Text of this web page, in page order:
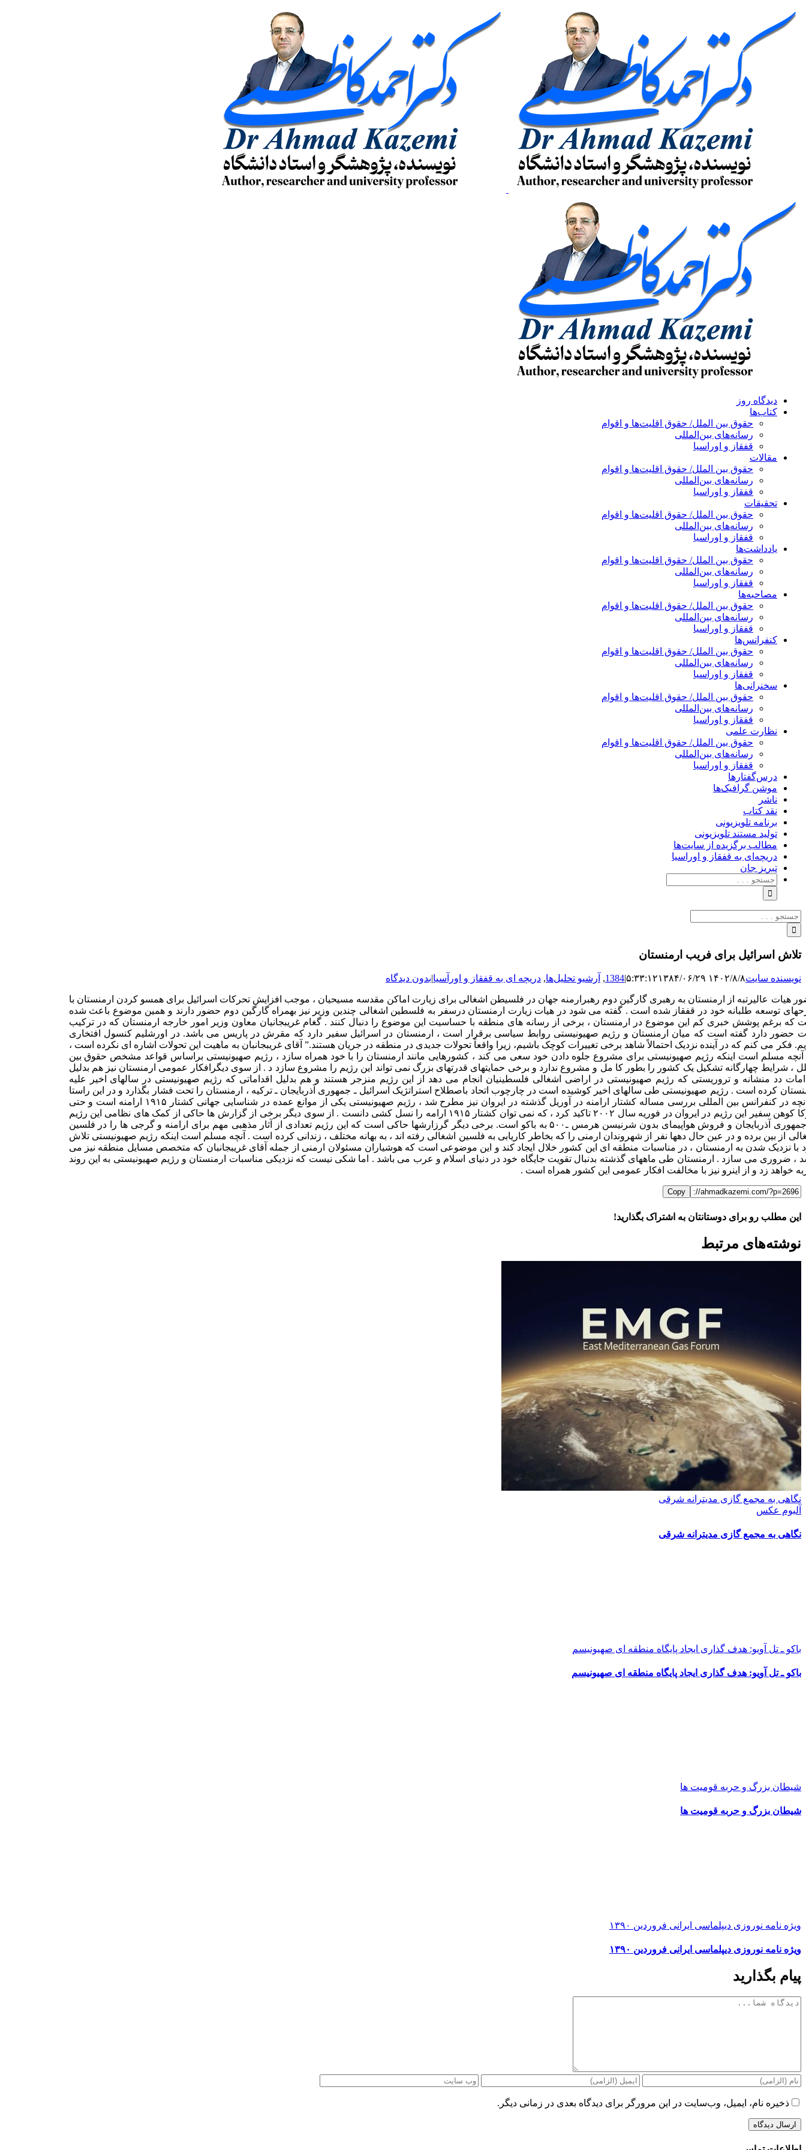
پرش
به
محتوا
دیدگاه روز
کتاب‌ها
حقوق بین الملل/ حقوق اقلیت‌ها و اقوام
رسانه‌های بین‌المللی
قفقاز و اوراسیا
مقالات
حقوق بین الملل/ حقوق اقلیت‌ها و اقوام
رسانه‌های بین‌المللی
قفقاز و اوراسیا
تحقیقات
حقوق بین الملل/ حقوق اقلیت‌ها و اقوام
رسانه‌های بین‌المللی
قفقاز و اوراسیا
یادداشت‌ها
حقوق بین الملل/ حقوق اقلیت‌ها و اقوام
رسانه‌های بین‌المللی
قفقاز و اوراسیا
مصاحبه‌ها
حقوق بین الملل/ حقوق اقلیت‌ها و اقوام
رسانه‌های بین‌المللی
قفقاز و اوراسیا
کنفرانس‌ها
حقوق بین الملل/ حقوق اقلیت‌ها و اقوام
رسانه‌های بین‌المللی
قفقاز و اوراسیا
سخنرانی‌ها
حقوق بین الملل/ حقوق اقلیت‌ها و اقوام
رسانه‌های بین‌المللی
قفقاز و اوراسیا
نظارت علمی
حقوق بین الملل/ حقوق اقلیت‌ها و اقوام
رسانه‌های بین‌المللی
قفقاز و اوراسیا
درس‌گفتارها
موشن گرافیک‌ها
ناشر
نقد کتاب
برنامه‌ تلویزیونی
تولید مستند تلویزیونی
مطالب برگزیده از سایت‌ها
دریچه‌ای به قفقاز و اوراسیا
تبریزِ جان
جستجو
برای:
جستجو
برای:
تلاش اسرائیل برای فریب ارمنستان
نویسنده سایت۱۴۰۲/۸/۸ ۵:۳۳:۱۲ ۱۳۸۴/۰۶/۲۹ |
1384
, آرشیو تحلیل‌ها, دریچه ای به قفقاز و اورآسیا|بدون دیدگاه
هیات عالیرتبه از ارمنستان به رهبری گارگین دوم رهبرارمنه جهان در فلسیطن اشغالی برای زیارت اماکن مقدسه مسیحیان ، موجب افزایش تحرکات اسرائیل برای همسو کردن ارمنستان با
توسعه طلبانه خود در قفقاز شده است . گفته می شود در هیات زیارت ارمنستان درسفر به فلسطین اشغالی چندین وزیر نیز بهمراه گارگین دوم حضور دارند و همین موضوع باعث شده
که برغم پوشش خبری کم این موضوع در ارمنستان ، برخی از رسانه های منطقه با حساسیت این موضوع را دنبال کنند . گغام غریبجانیان معاون وزیر امور خارجه ارمنستان که در ترکیب
حضور دارد گفته است که میان ارمنستان و رژیم صهیونیستی روابط سیاسی برقرار است ، ارمنستان در اسرائیل سفیر دارد که مقرش در پاریس می باشد. در اورشلیم کنسول افتخاری
فکر می کنم که در آینده نزدیک احتمالاً شاهد برخی تغییرات کوچک باشیم، زیرا واقعاً تحولات جدیدی در منطقه در جریان هستند.” آقای غریبجانبان به ماهیت این تحولات اشاره ای نکرده است ،
آنچه مسلم است اینکه رژیم صهیونیستی برای مشروع جلوه دادن خود سعی می کند ، کشورهایی مانند ارمنستان را با خود همراه سازد ، رژیم صهیونیستی براساس قواعد مشخص حقوق بین
، شرایط چهارگانه تشکیل یک کشور را بطور کا مل و مشروع ندارد و برخی حمایتهای قدرتهای بزرگ نمی تواند این رژیم را مشروع سازد د . از سوی دیگرافکار عمومی ارمنستان نیز هم بدلیل
دد منشانه و تروریستی که رژیم صهیونیستی در اراضی اشغالی فلسطینیان انجام می دهد از این رژیم منزجر هستند و هم بدلیل اقداماتی که رژیم صهیونیستی در سالهای اخیر علیه
کرده است . رژیم صهیونیستی طی سالهای اخیر کوشیده است در چارچوب اتحاد باصطلاح استراتژیک اسرائیل ـ جمهوری آذربایجان ـ ترکیه ، ارمنستان را تحت فشار بگذارد و در این راستا
چنانچه در کنفرانس بین المللی بررسی مساله کشتار ارامنه در آوریل گذشته در ایروان نیز مطرح شد ، رژیم صهیونیستی یکی از موانع عمده در شناسایی جهانی کشتار ۱۹۱۵ ارامنه است و حتی
ریوکا کوهن سفیر این رژیم در ایروان در فوریه سال ۲۰۰۲ تاکید کرد ، که نمی توان کشتار ۱۹۱۵ ارامه را نسل کشی دانست . از سوی دیگر برخی از گزارش ها حاکی از کمک های نظامی این رژیم
به جمهوری آذربایجان و فروش هواپیمای بدون شرنیسن هرمس ـ۵۰۰ به باکو است. برخی دیگر گرزارشها حاکی است که این رژیم تعدادی از آثار مذهبی مهم برای ارامنه و گرجی ها را در فلسین
از بین برده و در عین حال دهها نفر از شهروندان ارمنی را که بخاطر کاریابی به فلسین اشغالی رفته اند ، به بهانه مختلف ، زندانی کرده است . آنچه مسلم است اینکه رژیم صهیونیستی تلاش
با نزدیک شدن به ارمنستان ، در مناسبات منطقه ای این کشور خلال ایجاد کند و این موضوعی است که هوشیاران مسئولان ارمنی از جمله آقای غریبجانبان که متخصص مسایل منطقه نیز می
، ضروری می سازد . ارمنستان طی ماههای گذشته بدنبال تقویت جایگاه خود در دنیای اسلام و عرب می باشد . اما شکی نیست که نزدیکی مناسبات ارمنستان و رژیم صهیونیستی به این روند
خواهد زد و از اینرو نیز با مخالفت افکار عمومی این کشور همراه است .
Copy
این مطلب رو برای دوستانتان به اشتراک بگذارید!
FacebookX
LinkedIn
WhatsApp
Telegram
ایمیل
نوشته‌‌های مرتبط
نگاهی به مجمع گازی مدیترانه شرقی
آلبوم عکس
نگاهی به مجمع گازی مدیترانه شرقی
باکو ـ تل آویو: هدف گذاری ایجاد پایگاه منطقه ای صهیونیسم
باکو ـ تل آویو: هدف گذاری ایجاد پایگاه منطقه ای صهیونیسم
شیطان بزرگ و حربه قومیت ها
شیطان بزرگ و حربه قومیت ها
ویژه نامه نوروزی دیپلماسی ایرانی فروردین ۱۳۹۰
ویژه نامه نوروزی دیپلماسی ایرانی فروردین ۱۳۹۰
پیام بگذارید
دیدگاه
ذخیره نام، ایمیل، وب‌سایت در این مرورگر برای دیدگاه بعدی در زمانی دیگر.